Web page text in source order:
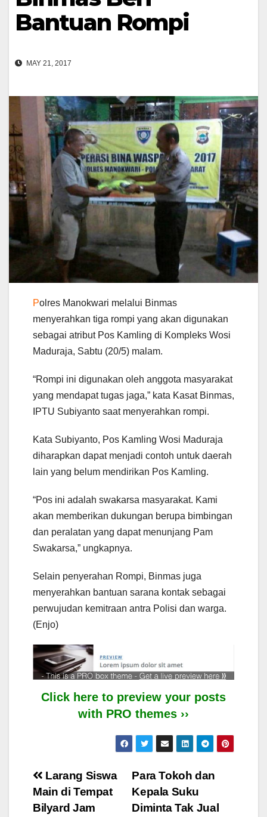
Bantuan Rompi
MAY 21, 2017
Polres Manokwari melalui Binmas
menyerahkan tiga rompi yang akan digunakan
sebagai atribut Pos Kamling di Kompleks Wosi
Maduraja, Sabtu (20/5) malam.
“Rompi ini digunakan oleh anggota masyarakat
yang mendapat tugas jaga,” kata Kasat Binmas,
IPTU Subiyanto saat menyerahkan rompi.
Kata Subiyanto, Pos Kamling Wosi Maduraja
diharapkan dapat menjadi contoh untuk daerah
lain yang belum mendirikan Pos Kamling.
“Pos ini adalah swakarsa masyarakat. Kami
akan memberikan dukungan berupa bimbingan
dan peralatan yang dapat menunjang Pam
Swakarsa,” ungkapnya.
Selain penyerahan Rompi, Binmas juga
menyerahkan bantuan sarana kontak sebagai
perwujudan kemitraan antra Polisi dan warga.
(Enjo)
Click here to preview your posts
with PRO themes ››
Post
navigation
Para Tokoh dan
Kepala Suku
Diminta Tak Jual
Larang Siswa
Main di Tempat
Bilyard Jam